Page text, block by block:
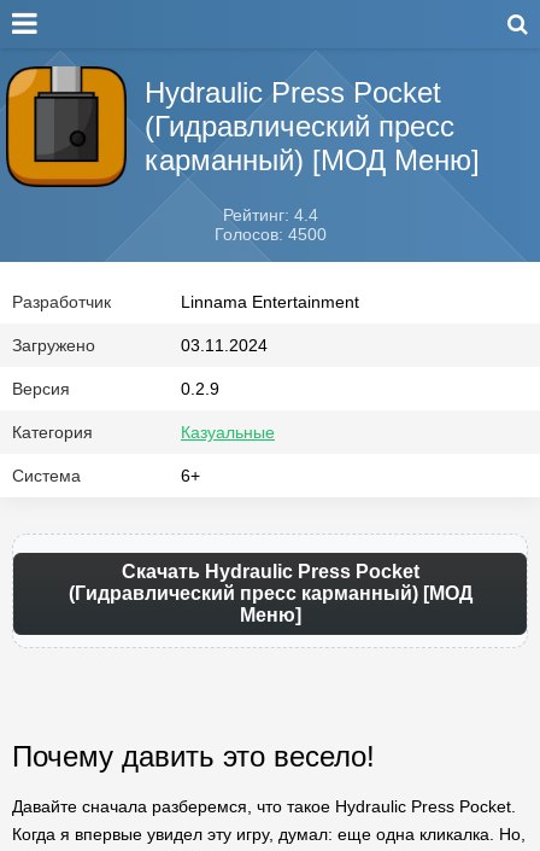
Hydraulic Press Pocket
(Гидравлический пресс
карманный) [МОД Меню]
Рейтинг: 4.4
Голосов: 4500
Разработчик Linnama Entertainment
Загружено 03.11.2024
Версия 0.2.9
Категория Казуальные
Система 6+
Скачать Hydraulic Press Pocket
(Гидравлический пресс карманный) [МОД
Меню]
Почему давить это весело!
Давайте сначала разберемся, что такое Hydraulic Press Pocket.
Когда я впервые увидел эту игру, думал: еще одна кликалка. Но,